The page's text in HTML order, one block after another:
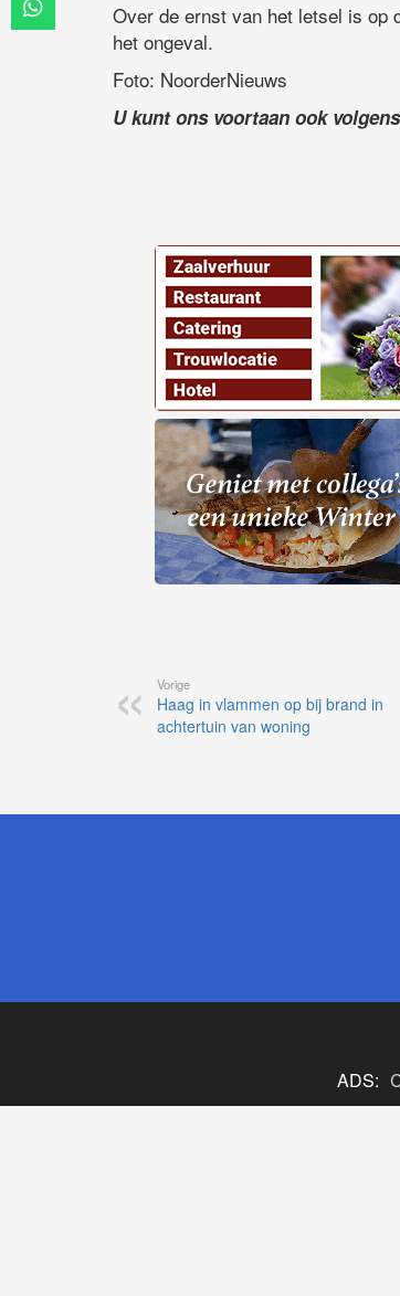
Over de ernst van het letsel is op
het ongeval.
Foto: NoorderNieuws
U kunt ons voortaan ook
Vorige
Haag in vlammen op bij brand in
achtertuin van woning
ADS: